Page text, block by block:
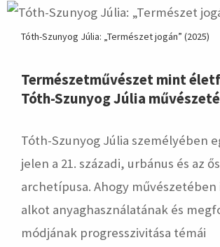
Tóth-Szunyog Júlia: „Természet jogán” (2025)
Természetművészet mint
Tóth-Szunyog Júlia
Tóth-Szunyog Júlia személyében
jelen a 21. századi, urbánus és az
archetípusa. Ahogy
alkot anyaghasználatának és
módjának progresszivitása témái